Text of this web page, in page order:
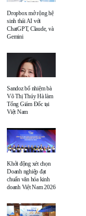
Dropbox mở rộng hệ
sinh thái AI với
ChatGPT, Claude, và
Gemini
Sandoz bổ nhiệm bà
Võ Thị Thúy Hà làm
Tổng Giám Đốc tại
Việt Nam
Khởi động xét chọn
Doanh nghiệp đạt
chuẩn văn hóa kinh
doanh Việt Nam 2026